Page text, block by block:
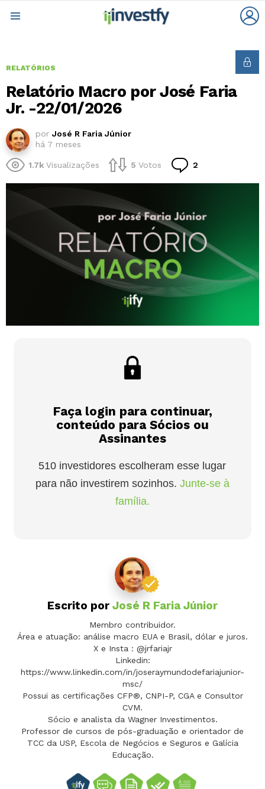
RELATÓRIOS
Relatório Macro por José Faria
Jr. -22/01/2026
por José R Faria Júnior
há 7 meses
1.7k Visualizações 5 Votos 2
Faça login para continuar,
conteúdo para Sócios ou
Assinantes
510 investidores escolheram esse lugar
para não investirem sozinhos. Junte-se à
família.
Escrito por José R Faria Júnior
Membro contribuidor.
Área e atuação: análise macro EUA e Brasil, dólar e juros.
X e Insta : @jrfariajr
Linkedin:
https://www.linkedin.com/in/joseraymundodefariajunior-
msc/
Possui as certificações CFP®, CNPI-P, CGA e Consultor
CVM.
Sócio e analista da Wagner Investimentos.
Professor de cursos de pós-graduação e orientador de
TCC da USP, Escola de Negócios e Seguros e Galícia
Educação.